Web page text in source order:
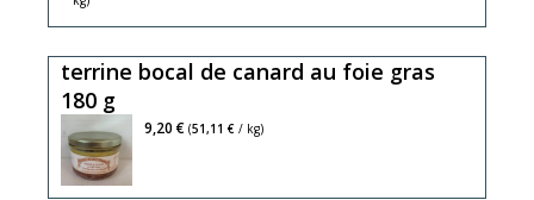
terrine bocal de canard au foie gras
180 g
9,20 € (51,11 € / kg)